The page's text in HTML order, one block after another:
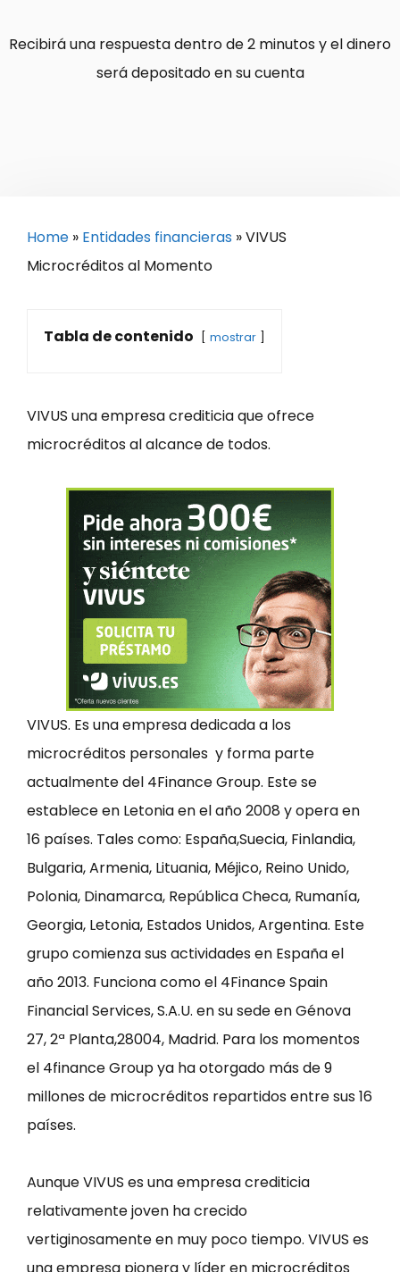
Recibirá una respuesta dentro de 2 minutos y el dinero
será depositado en su cuenta
Home » Entidades financieras »VIVUS
Microcréditos al Momento
Tabla de contenido mostrar
VIVUS una empresa crediticia que ofrece
microcréditos al alcance de todos.
VIVUS. Es una empresa dedicada a los
microcréditos personales y forma parte
actualmente del 4Finance Group. Este se
establece en Letonia en el año 2008 y opera en
16 países. Tales como: España,Suecia, Finlandia,
Bulgaria, Armenia, Lituania, Méjico, Reino Unido,
Polonia, Dinamarca, República Checa, Rumanía,
Georgia, Letonia, Estados Unidos, Argentina. Este
grupo comienza sus actividades en España el
año 2013. Funciona como el 4Finance Spain
Financial Services, S.A.U. en su sede en Génova
27, 2ª Planta,28004, Madrid. Para los momentos
el 4finance Group ya ha otorgado más de 9
millones de microcréditos repartidos entre sus 16
países.
Aunque VIVUS es una empresa crediticia
relativamente joven ha crecido
vertiginosamente en muy poco tiempo. VIVUS es